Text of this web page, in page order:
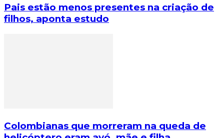
Pais estão menos presentes na criação de
filhos, aponta estudo
Colombianas que morreram na queda de